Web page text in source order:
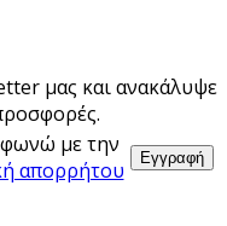
μας και ανακάλυψε
με την
απορρήτου